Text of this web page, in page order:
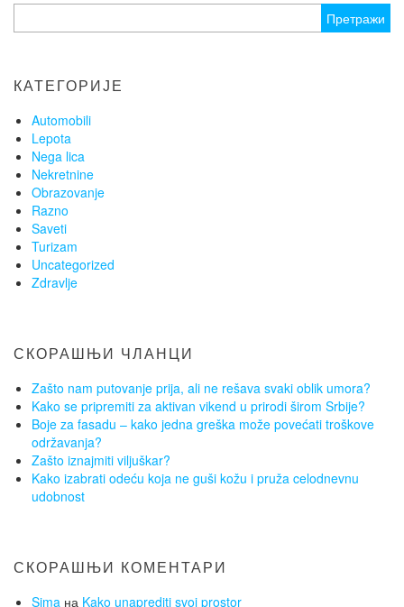
за:
КАТЕГОРИЈЕ
Automobili
Lepota
Nega lica
Nekretnine
Obrazovanje
Razno
Saveti
Turizam
Uncategorized
Zdravlje
СКОРАШЊИ ЧЛАНЦИ
Zašto nam putovanje prija, ali ne rešava svaki oblik umora?
Kako se pripremiti za aktivan vikend u prirodi širom Srbije?
Boje za fasadu – kako jedna greška može povećati troškove
održavanja?
Zašto iznajmiti viljuškar?
Kako izabrati odeću koja ne guši kožu i pruža celodnevnu
udobnost
СКОРАШЊИ КОМЕНТАРИ
Sima на Kako unaprediti svoj prostor